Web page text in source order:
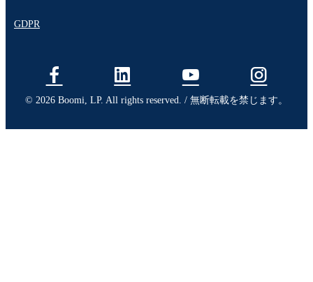
GDPR
© 2026 Boomi, LP. All rights reserved. / 無断転載を禁じます。